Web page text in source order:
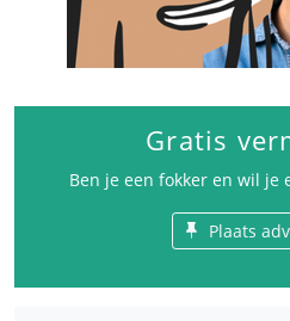
Gratis
Ben je een fokker en wil je
Plaats